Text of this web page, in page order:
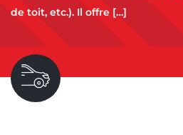
de toit, etc.). Il offre […]